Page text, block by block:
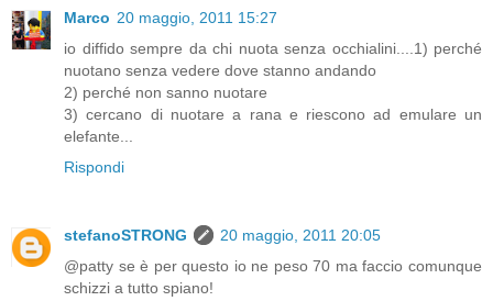
Marco 20 maggio, 2011 15:27
io diffido sempre da chi nuota senza occhialini....1) perché
nuotano senza vedere dove stanno andando
2) perché non sanno nuotare
3) cercano di nuotare a rana e riescono ad emulare un
elefante...
Rispondi
stefanoSTRONG
20 maggio, 2011 20:05
@patty se è per questo io ne peso 70 ma faccio comunque
schizzi a tutto spiano!